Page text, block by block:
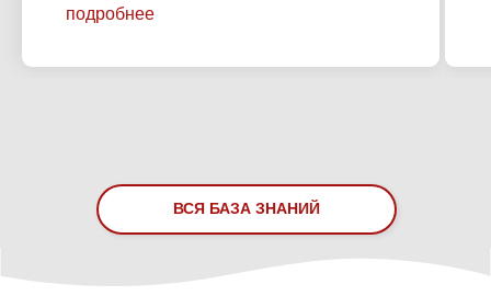
подробнее
ВСЯ БАЗА ЗНАНИЙ